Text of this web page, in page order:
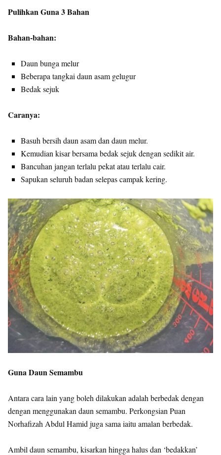
Pulihkan Guna 3 Bahan
Bahan-bahan:
Daun bunga melur
Beberapa tangkai daun asam gelugur
Bedak sejuk
Caranya:
Basuh bersih daun asam dan daun melur.
Kemudian kisar bersama bedak sejuk dengan sedikit air.
Bancuhan jangan terlalu pekat atau terlalu cair.
Sapukan seluruh badan selepas campak kering.
Guna Daun Semambu
Antara cara lain yang boleh dilakukan adalah berbedak dengan
dengan menggunakan daun semambu. Perkongsian Puan
Norhafizah Abdul Hamid juga sama iaitu amalan berbedak.
Ambil daun semambu, kisarkan hingga halus dan ‘bedakkan’